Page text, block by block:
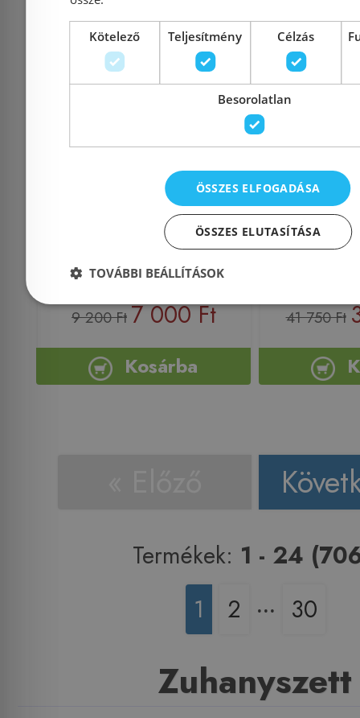
Cikkszám: 11442
9 200 Ft7 000 Ft
Kosárba
Grohe
41 750 Ft
Termékek: 1 - 24
1
2 ‧‧‧ 30
Zuhanyszett
Kötelező Teljesítmény Célzás
Besorolatlan
ÖSSZES ELFOGADÁSA
ÖSSZES ELUTASÍTÁSA
TOVÁBBI BEÁLLÍTÁSOK